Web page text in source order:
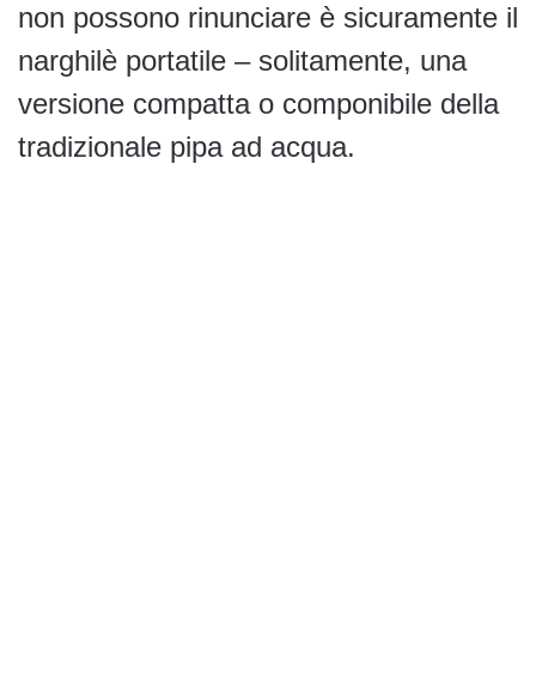
non possono rinunciare è sicuramente il
narghilè portatile – solitamente, una
versione compatta o componibile della
tradizionale pipa ad acqua.